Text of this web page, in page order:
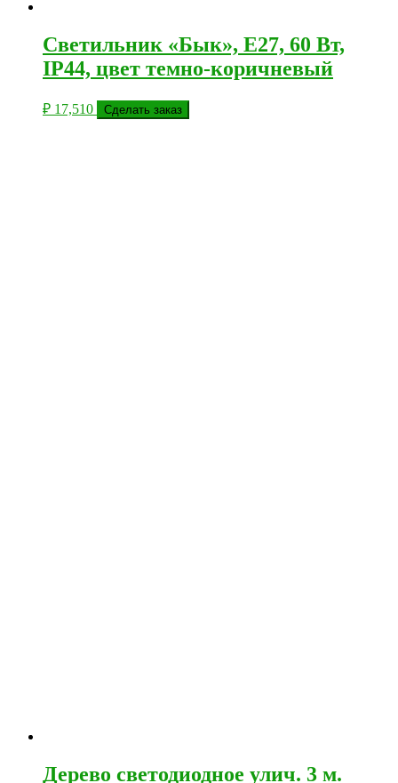
Светильник «Бык», E27, 60 Вт,
IP44, цвет темно-коричневый
₽ 17,510 Сделать заказ
Дерево светодиодное улич. 3 м.